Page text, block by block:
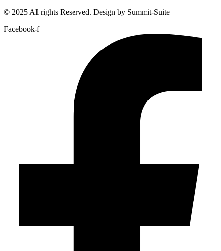
© 2025 All rights Reserved. Design by Summit-Suite
Facebook-f